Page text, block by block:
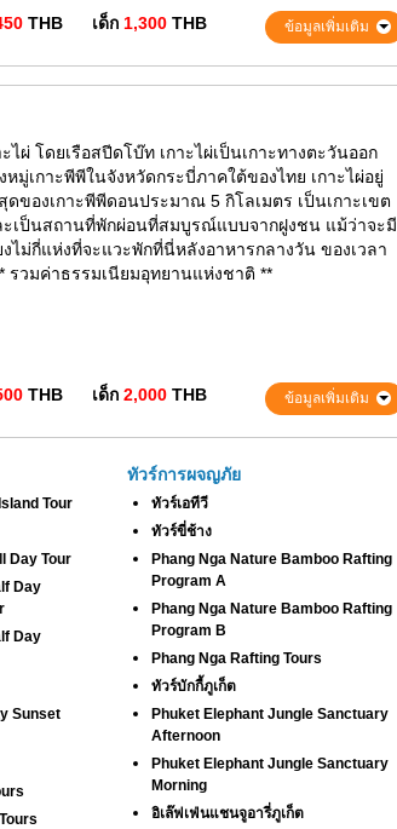
THB เด็ก 1,300 THB ข้อมูลเพิ่มเติม
ไผ่ โดยเรือสปีดโบ๊ท เกาะไผ่เป็นเกาะทางตะวันออก
หมู่เกาะพีพีในจังหวัดกระบี่ภาคใต้ของไทย เกาะไผ่อยู่
ดของเกาะพีพีดอนประมาณ 5 กิโลเมตร เป็นเกาะเขต
เป็นสถานที่พักผ่อนที่สมบูรณ์แบบจากฝูงชน แม้ว่าจะมี
งไม่กี่แห่งที่จะแวะพักที่นี่หลังอาหารกลางวัน ของเวลา
รวมค่าธรรมเนียมอุทยานแห่งชาติ **
THB เด็ก2,000 THB ข้อมูลเพิ่มเติม
Tour
Day Tour
Day
Day
Sunset
ทัวร์การผจญภัย
ทัวร์เอทีวี
ทัวร์ขี่ช้าง
Phang Nga Nature Bamboo Rafting
Program A
Phang Nga Nature Bamboo Rafting
Program B
Phang Nga Rafting Tours
ทัวร์บักกี้ภูเก็ต
Phuket Elephant Jungle Sanctuary
Afternoon
Phuket Elephant Jungle Sanctuary
Morning
อิเล๊ฟเฟ่นแชนจูอารี่ภูเก็ต